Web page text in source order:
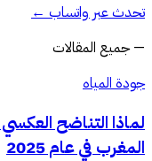
تحدث عبر واتساب←
—جميع المقالات
جودة المياه
لماذا التناضح
المغرب في عام 2025